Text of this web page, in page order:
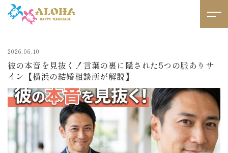
2026.06.10
彼の本音を見抜く！言葉の裏に隠された5つの脈ありサ
イン【横浜の結婚相談所が解説】